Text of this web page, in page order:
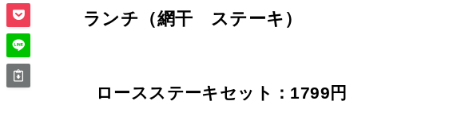
ランチ（網干 ステーキ）
ロースステーキセット：1799円